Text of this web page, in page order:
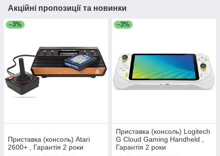
Акційні пропозиції та новинки
–3%
Приставка (консоль) Atari
2600+ , Гарантія 2 роки
–3%
Приставка (консоль) Logitech
G Cloud Gaming Handheld ,
Гарантія 2 роки